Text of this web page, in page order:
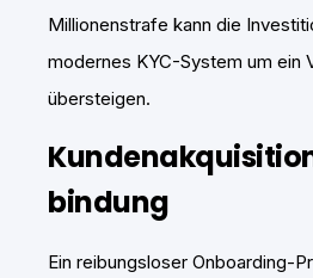
Millionenstrafe kann die
modernes KYC-System um ein
übersteigen.
bindung
Ein reibungsloser Onboarding-